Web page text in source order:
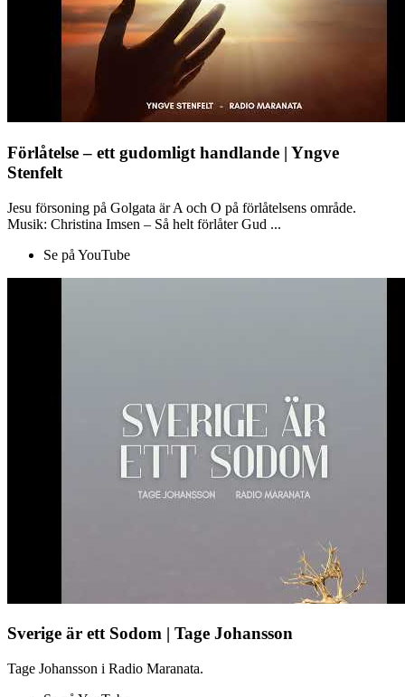
Förlåtelse – ett gudomligt handlande | Yngve
Stenfelt
Jesu försoning på Golgata är A och O på förlåtelsens område.
Musik: Christina Imsen – Så helt förlåter Gud ...
Se på YouTube
Sverige är ett Sodom | Tage Johansson
Tage Johansson i Radio Maranata.